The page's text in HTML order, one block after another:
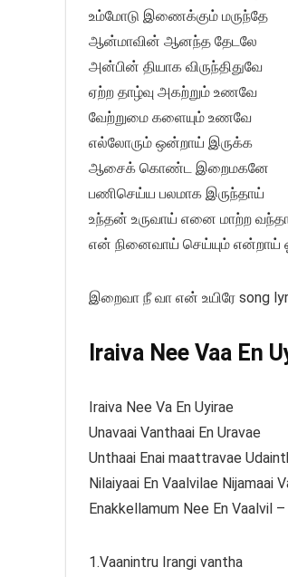
உம்மோடு இணைக்கும் மருந்தே
ஆன்மாவின் ஆனந்த தேடலே
அன்பின் தியாக விருந்திதுவே
ஏற்ற தாழ்வு அகற்றும் உணவே
வேற்றுமை களையும் உணவே
எல்லோரும் ஒன்றாய் இருக்க
ஆசைக் கொண்ட இறைமகனே
பணிசெய்ய பலமாக இருந்தாய்
உந்தன் உருவாய் எனை மாற்ற
என் நினைவாய் செய்யும் என்றாய்
இறைவா நீ வா என் உயிரே song
Iraiva Nee Vaa En
Iraiva Nee Va En Uyirae
Unavaai Vanthaai En Uravae
Unthaai Enai maattravae
Nilaiyaai En Vaalvilae Nijamaai
Enakkellamum Nee En Vaalvil
1.Vaanintru Irangi vantha